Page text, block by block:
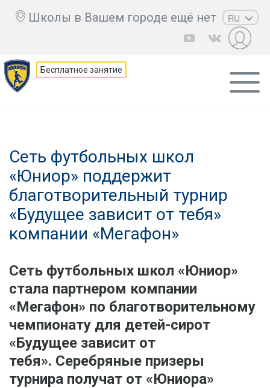
Школы в Вашем городе ещё нет
RU
EN
KZ
AZ
Бесплатное занятие
Сеть футбольных школ
«Юниор» поддержит
благотворительный турнир
«Будущее зависит от тебя»
компании «Мегафон»
Сеть футбольных школ «Юниор»
стала партнером компании
«Мегафон» по благотворительному
чемпионату для детей-сирот
«Будущее зависит от
тебя». Серебряные призеры
турнира получат от «Юниора»